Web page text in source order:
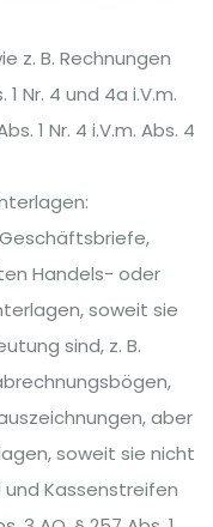
z. B. Rechnungen
Nr. 4 und 4a i.V.m.
1 Nr. 4 i.V.m. Abs. 4
Handels- oder
soweit sie
sind, z. B.
aber
soweit sie nicht
Kassenstreifen